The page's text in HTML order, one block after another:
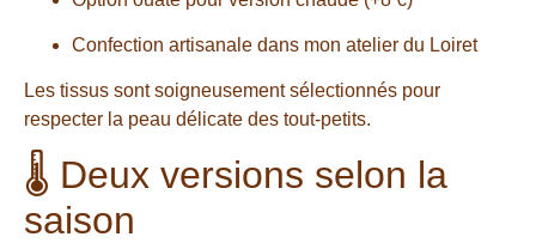
Confection artisanale dans mon atelier du Loiret
Les tissus sont soigneusement sélectionnés pour
respecter la peau délicate des tout-petits.
🌡 Deux versions selon la
saison